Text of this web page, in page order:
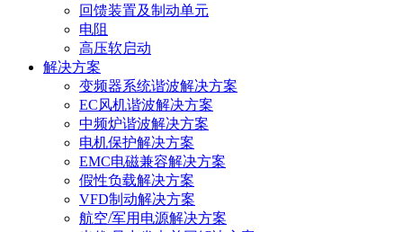
回馈装置及制动单元
电阻
高压软启动
解决方案
变频器系统谐波解决方案
EC风机谐波解决方案
中频炉谐波解决方案
电机保护解决方案
EMC电磁兼容解决方案
假性负载解决方案
VFD制动解决方案
航空/军用电源解决方案